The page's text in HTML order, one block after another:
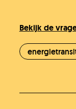
Bekijk de